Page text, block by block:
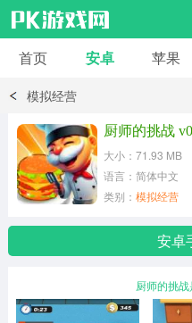
安卓应用
模拟经营
首页 安卓 苹果
模拟经营
厨师的挑战
大小：71.93 MB
语言：简体中文
类别： 模拟经营
安卓
厨师的挑